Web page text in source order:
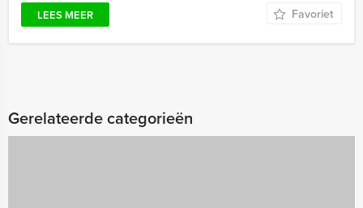
LEES MEER Favoriet
Gerelateerde categorieën